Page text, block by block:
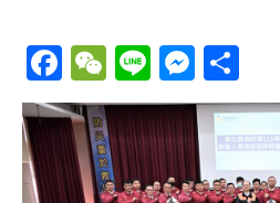
Facebook
WeChat
Line
享